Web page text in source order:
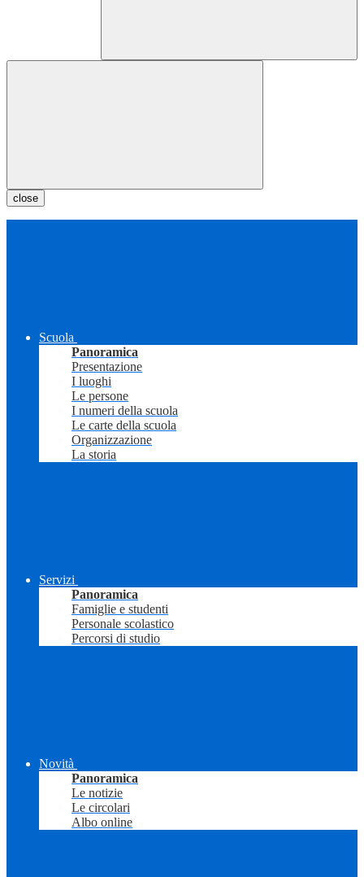
close
Scuola
Panoramica
Presentazione
I luoghi
Le persone
I numeri della scuola
Le carte della scuola
Organizzazione
La storia
Servizi
Panoramica
Famiglie e studenti
Personale scolastico
Percorsi di studio
Novità
Panoramica
Le notizie
Le circolari
Albo online